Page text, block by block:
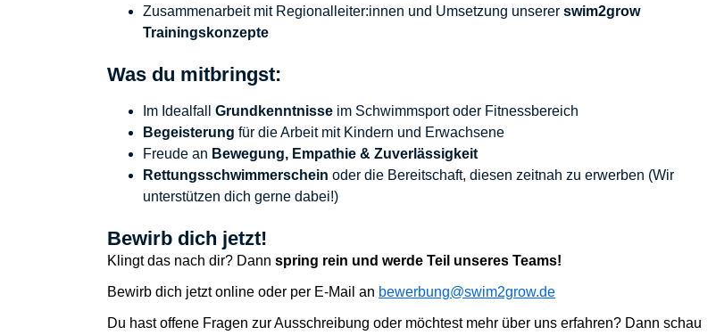
Zusammenarbeit mit Regionalleiter:innen und Umsetzung unserer swim2grow
Trainingskonzepte
Was du mitbringst:
Im Idealfall Grundkenntnisse im Schwimmsport oder Fitnessbereich
Begeisterung für die Arbeit mit Kindern und Erwachsene
Freude an Bewegung, Empathie & Zuverlässigkeit
Rettungsschwimmerschein oder die Bereitschaft, diesen zeitnah zu erwerben (Wir
unterstützen dich gerne dabei!)
Bewirb dich jetzt!
Klingt das nach dir? Dann spring rein und werde Teil unseres Teams!
Bewirb dich jetzt online oder per E-Mail an bewerbung@swim2grow.de
Du hast offene Fragen zur Ausschreibung oder möchtest mehr über uns erfahren? Dann schau